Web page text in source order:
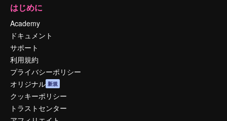
はじめに
Academy
ドキュメント
サポート
利用規約
プライバシーポリシー
オリジナル 新規
クッキーポリシー
トラストセンター